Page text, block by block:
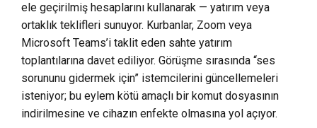
ele geçirilmiş hesaplarını kullanarak — yatırım veya
ortaklık teklifleri sunuyor. Kurbanlar, Zoom veya
Microsoft Teams’i taklit eden sahte yatırım
toplantılarına davet ediliyor. Görüşme sırasında “ses
sorununu gidermek için” istemcilerini güncellemeleri
isteniyor; bu eylem kötü amaçlı bir komut dosyasının
indirilmesine ve cihazın enfekte olmasına yol açıyor.